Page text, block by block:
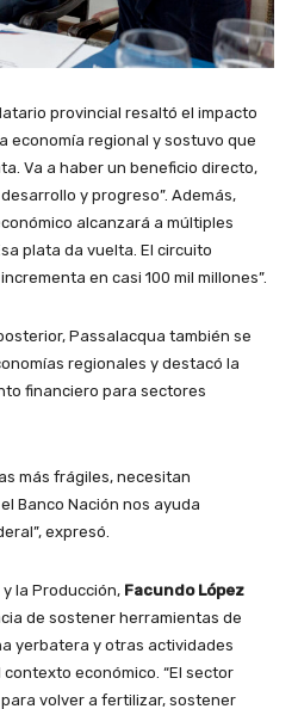
provincial resaltó el impacto
economía regional y sostuvo que
Va a haber un beneficio directo,
y progreso”. Además,
alcanzará a múltiples
plata da vuelta. El circuito
en casi 100 mil millones”.
Passalacqua también se
regionales y destacó la
financiero para sectores
más frágiles, necesitan
Banco Nación nos ayuda
expresó.
la Producción, Facundo López
de sostener herramientas de
yerbatera y otras actividades
económico. “El sector
volver a fertilizar, sostener